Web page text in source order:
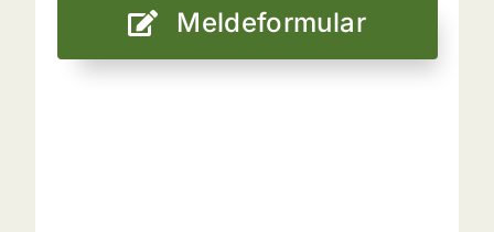
Meldeformular